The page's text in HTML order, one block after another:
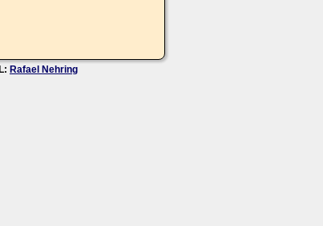
Rafael Nehring